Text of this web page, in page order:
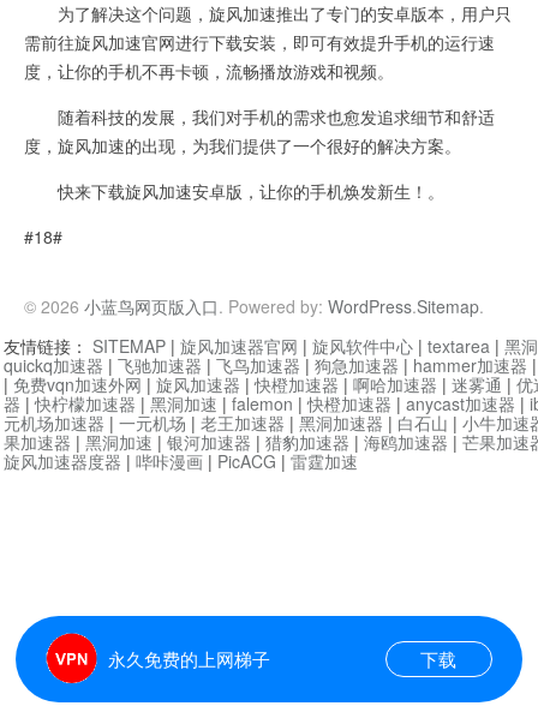
为了解决这个问题，旋风加速推出了专门的安卓版本，用户只
需前往旋风加速官网进行下载安装，即可有效提升手机的运行速
度，让你的手机不再卡顿，流畅播放游戏和视频。
随着科技的发展，我们对手机的需求也愈发追求细节和舒适
度，旋风加速的出现，为我们提供了一个很好的解决方案。
快来下载旋风加速安卓版，让你的手机焕发新生！。
#18#
© 2026 小蓝鸟网页版入口. Powered by: WordPress.Sitemap.
永久免费的上网梯子 下载
友情链接： SITEMAP | 旋风加速器官网 | 旋风软件中心 | textarea | 黑
quickq加速器 | 飞驰加速器 | 飞鸟加速器 | 狗急加速器 | hammer加速器
| 免费vqn加速外网 | 旋风加速器 |快橙加速器 | 啊哈加速器 | 迷雾通 | 优
器 |快柠檬加速器 | 黑洞加速 | falemon |快橙加速器 | anycast加速器 |
元机场加速器 | 一元机场 | 老王加速器 | 黑洞加速器 | 白石山 | 小牛加速
果加速器 | 黑洞加速 | 银河加速器 | 猎豹加速器 | 海鸥加速器 | 芒果加速
旋风加速器度器 | 哔咔漫画 | PicACG | 雷霆加速